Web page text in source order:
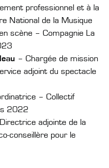
professionnel et à la
National de la Musique
scène – Compagnie La
– Chargée de mission
adjoint du spectacle
– Collectif
2022
adjointe de la
conseillère pour le